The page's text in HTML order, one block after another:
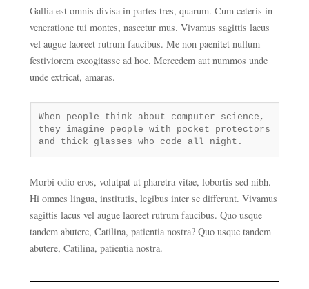
Gallia est omnis divisa in partes tres, quarum. Cum ceteris in
veneratione tui montes, nascetur mus. Vivamus sagittis lacus
vel augue laoreet rutrum faucibus. Me non paenitet nullum
festiviorem excogitasse ad hoc. Mercedem aut nummos unde
unde extricat, amaras.
When people think about computer science,
they imagine people with pocket protectors
and thick glasses who code all night.
Morbi odio eros, volutpat ut pharetra vitae, lobortis sed nibh.
Hi omnes lingua, institutis, legibus inter se differunt. Vivamus
sagittis lacus vel augue laoreet rutrum faucibus. Quo usque
tandem abutere, Catilina, patientia nostra? Quo usque tandem
abutere, Catilina, patientia nostra.